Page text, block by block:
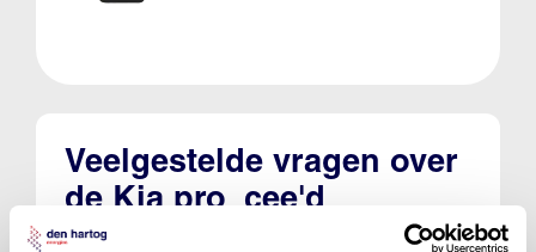
Veelgestelde vragen over
de Kia pro_cee'd